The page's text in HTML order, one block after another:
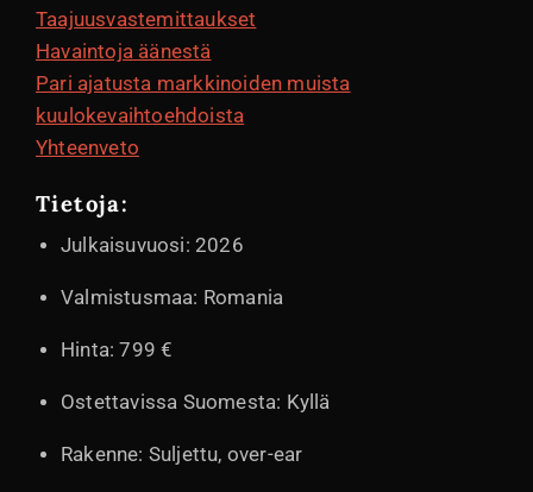
Taajuusvastemittaukset
Havaintoja äänestä
Pari ajatusta markkinoiden muista
kuulokevaihtoehdoista
Yhteenveto
Tietoja:
Julkaisuvuosi: 2026
Valmistusmaa: Romania
Hinta: 799 €
Ostettavissa Suomesta: Kyllä
Rakenne: Suljettu, over-ear